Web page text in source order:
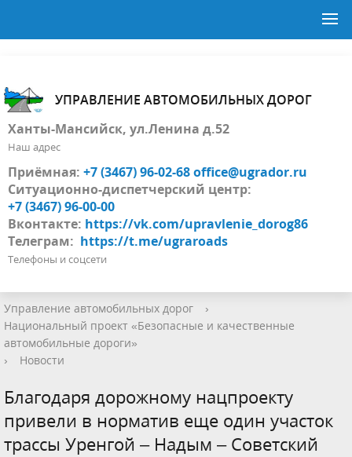
УПРАВЛЕНИЕ АВТОМОБИЛЬНЫХ ДОРОГ
Ханты-Мансийск, ул.Ленина д.52
Наш адрес
Приёмная: +7 (3467) 96-02-68office@ugrador.ru
Ситуационно-диспетчерский центр:
+7 (3467) 96-00-00
Вконтакте: https://vk.com/upravlenie_dorog86
Телеграм: https://t.me/ugraroads
Телефоны и соцсети
Управление автомобильных дорог
›
Национальный проект «Безопасные и качественные
автомобильные дороги»
›
Новости
Благодаря дорожному нацпроекту
привели в норматив еще один участок
трассы Уренгой – Надым – Советский